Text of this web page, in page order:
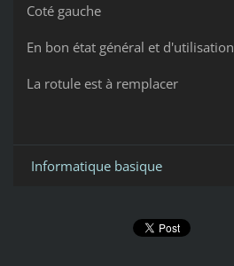
Coté gauche
En bon état général et d'utilisation
La rotule est à remplacer
Informatique basique